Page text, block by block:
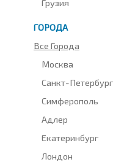
Грузия
ГОРОДА
Все Города
Москва
Санкт-Петербург
Симферополь
Адлер
Екатеринбург
Лондон